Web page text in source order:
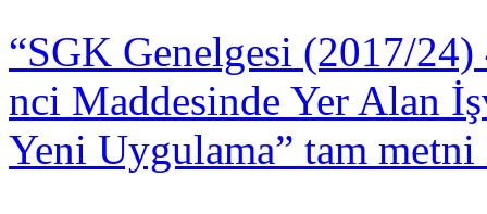
“SGK Genelgesi (2017/
nci Maddesinde Yer Alan
Yeni Uygulama” tam